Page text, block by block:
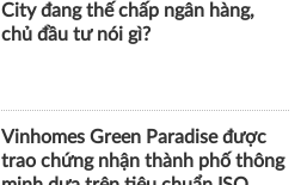
City đang thế chấp ngân hàng,
chủ đầu tư nói gì?
Vinhomes Green Paradise được
trao chứng nhận thành phố thông